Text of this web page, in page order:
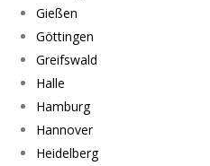
Gießen
Göttingen
Greifswald
Halle
Hamburg
Hannover
Heidelberg